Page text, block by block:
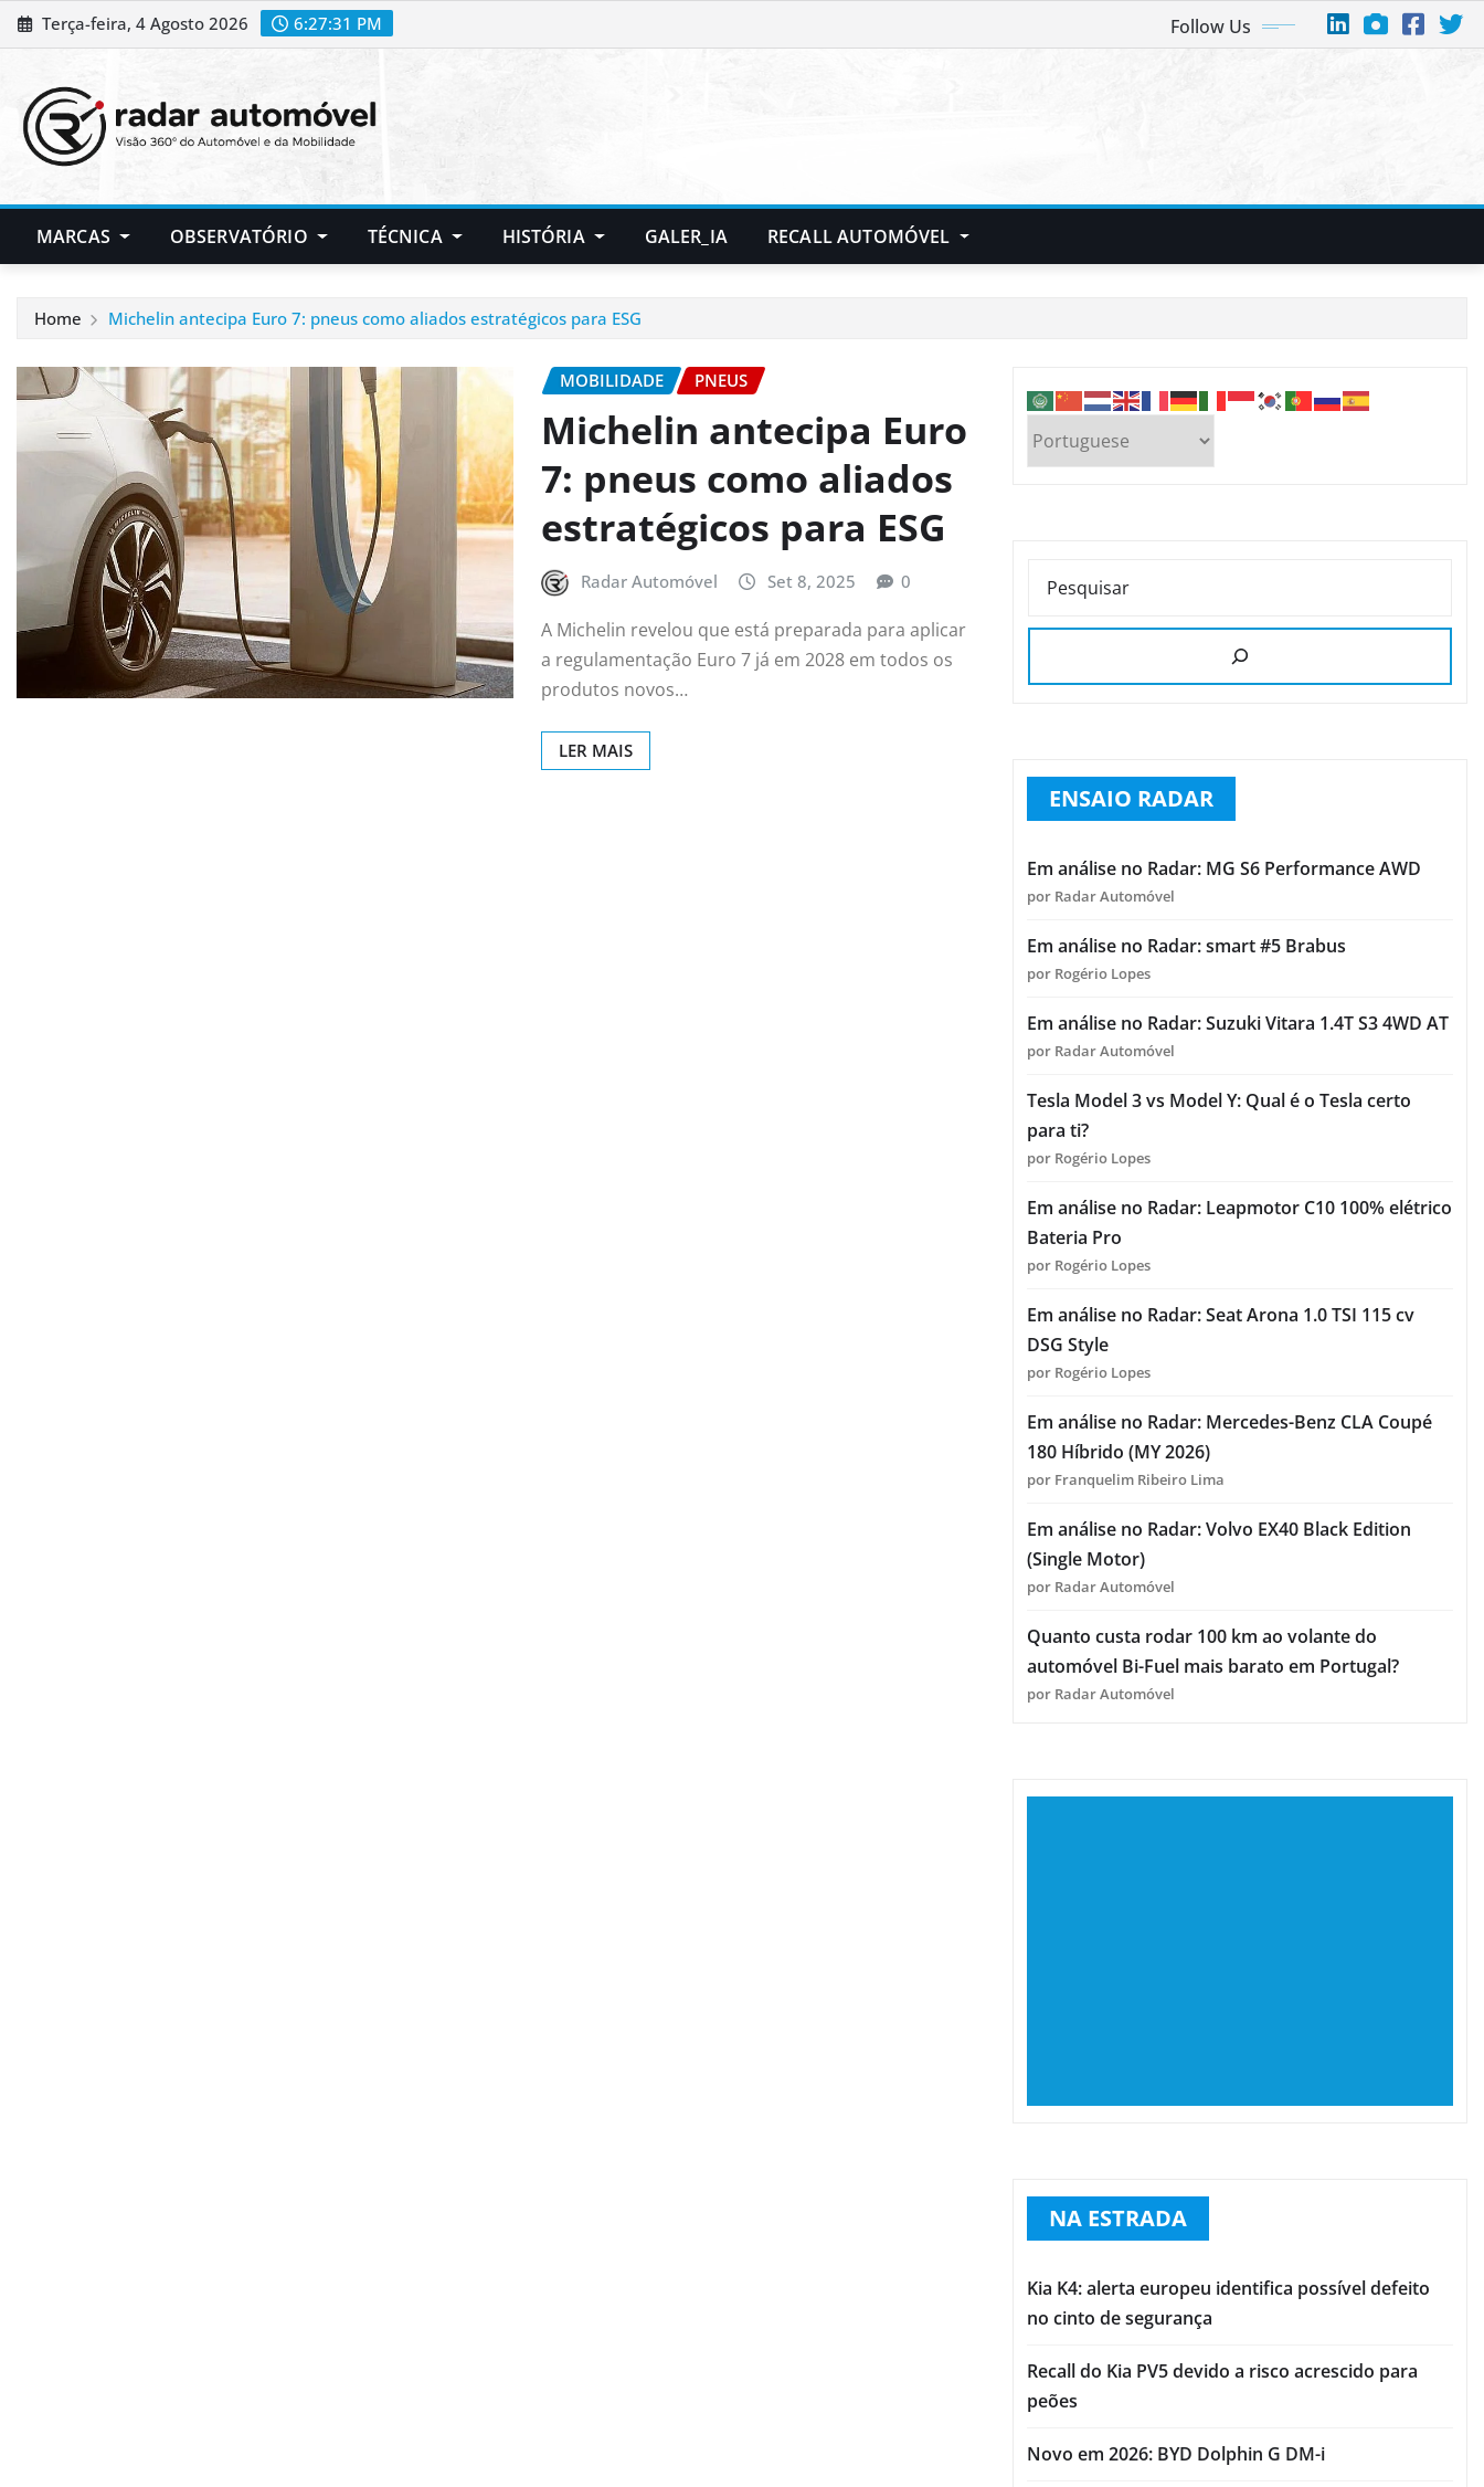
Skip
to
Terça-feira, 4 Agosto 2026 6:27:32 PM Follow Us
MARCAS OBSERVATÓRIO TÉCNICA HISTÓRIA GALER_IA RECALL AUTOMÓVEL
Home Michelin antecipa Euro 7: pneus como aliados estratégicos para ESG
MOBILIDADE PNEUS
Michelin antecipa Euro
7: pneus como aliados
estratégicos para ESG
Radar Automóvel Set 8, 2025 0
A Michelin revelou que está preparada para aplicar
a regulamentação Euro 7 já em 2028 em todos os
produtos novos…
LER MAIS
PESQUISAR
ENSAIO RADAR
Em análise no Radar: MG S6 Performance AWD
por Radar Automóvel
Em análise no Radar: smart #5 Brabus
por Rogério Lopes
Em análise no Radar: Suzuki Vitara 1.4T S3 4WD AT
por Radar Automóvel
Tesla Model 3 vs Model Y: Qual é o Tesla certo
para ti?
por Rogério Lopes
Em análise no Radar: Leapmotor C10 100% elétrico
Bateria Pro
por Rogério Lopes
Em análise no Radar: Seat Arona 1.0 TSI 115 cv
DSG Style
por Rogério Lopes
Em análise no Radar: Mercedes-Benz CLA Coupé
180 Híbrido (MY 2026)
por Franquelim Ribeiro Lima
Em análise no Radar: Volvo EX40 Black Edition
(Single Motor)
por Radar Automóvel
Quanto custa rodar 100 km ao volante do
automóvel Bi-Fuel mais barato em Portugal?
por Radar Automóvel
NA ESTRADA
Kia K4: alerta europeu identifica possível defeito
no cinto de segurança
Recall do Kia PV5 devido a risco acrescido para
peões
Novo em 2026: BYD Dolphin G DM-i